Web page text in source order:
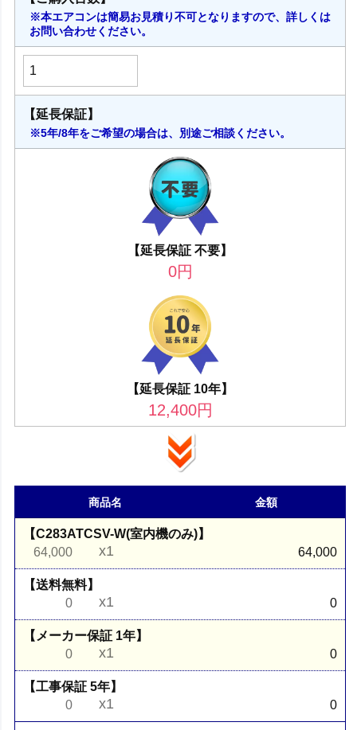
※本エアコンは簡易お見積り不可となりますので、詳しくは
お問い合わせください。
【延長保証】
※5年/8年をご希望の場合は、別途ご相談ください。
【延長保証 不要】
0円
【延長保証 10年】
12,400円
商品名 金額
【C283ATCSV-W(室内機のみ)】
64,000
x1 64,000
【送料無料】
0
x1 0
【メーカー保証 1年】
0
x1 0
【工事保証 5年】
0
x1 0